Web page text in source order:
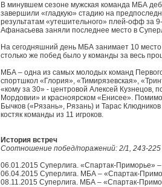
В минувшем сезоне мужская команда МБА
завершили «гладкую» стадию на
результатам «утешительного» плей-офф за
Афанасьева заняли последнее место в
На сегодняшний день МБА занимает 10 место
столько же побед было у команды за весь
МБА – одна из самых молодых команд
спортшкол «Глория», «Тимирязевская»,
«кому за 30» - центровой Алексей Кузнецов,
Мордовии» и красноярском «Енисее».
Бычков («Рязань», Рязань) и Тарас
костяк команды из 11 игроков.
История встреч
Соотношение побед/поражений: 2/1, 243-
06.01.2015 Суперлига. «Спартак-Приморье»
06.04.2015 Суперлига. МБА – «Спартак-
08.11.2015 Суперлига. МБА – «Спартак-